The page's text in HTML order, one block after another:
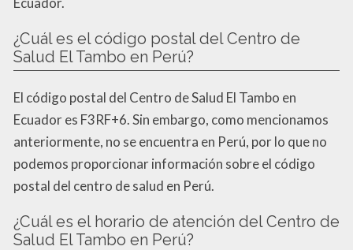
¿Cuál es el código postal del Centro de
Salud El Tambo en Perú?
El código postal del Centro de Salud El Tambo en
Ecuador es F3RF+6. Sin embargo, como mencionamos
anteriormente, no se encuentra en Perú, por lo que no
podemos proporcionar información sobre el código
postal del centro de salud en Perú.
¿Cuál es el horario de atención del Centro de
Salud El Tambo en Perú?